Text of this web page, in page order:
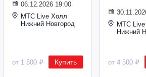
06.12.2026 19:00
МТС Live Холл
Нижний Новгород
от 1 500 ₽ Купить
МТС
Нижний
от 4 500 ₽